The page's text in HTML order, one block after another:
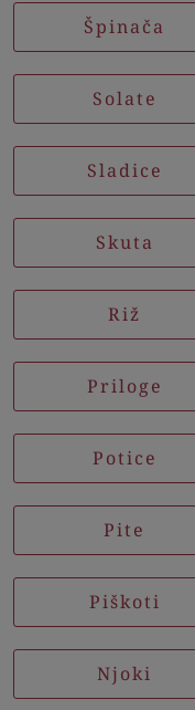
Špinača
Solate
Sladice
Skuta
Riž
Priloge
Potice
Pite
Piškoti
Njoki